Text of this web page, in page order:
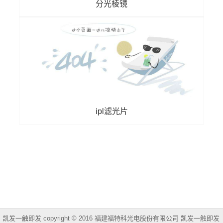
分光棱镜
ipl滤光片
凯发一触即发 copyright © 2016 福建福特科光电股份有限公司 凯发一触即发